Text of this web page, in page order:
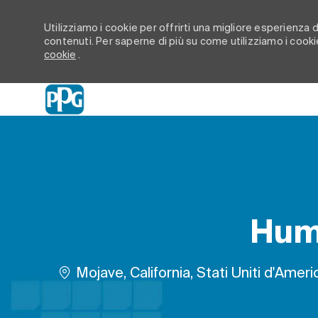
Utilizziamo i cookie per offrirti una migliore esperienza
contenuti. Per saperne di più su come utilizziamo i
cookie .
Ubicazione
Mojave, California, Stati Uniti